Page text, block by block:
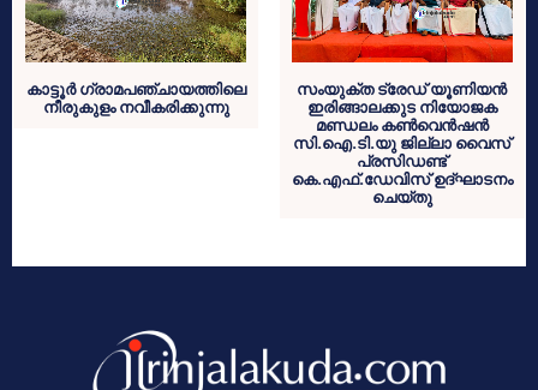
കാട്ടൂര്‍ ഗ്രാമപഞ്ചായത്തിലെ
നീരുകുളം നവീകരിക്കുന്നു
സംയുക്ത ട്രേഡ് യൂണിയൻ
ഇരിങ്ങാലക്കുട നിയോജക
മണ്ഡലം കൺവെൻഷൻ
സി.ഐ.ടി.യു ജില്ലാ വൈസ്
പ്രസിഡണ്ട്
കെ.എഫ്.ഡേവിസ് ഉദ്ഘാടനം
ചെയ്തു